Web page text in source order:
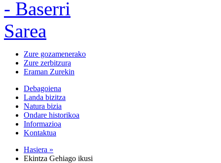
Zure gozamenerako
Zure zerbitzura
Eraman Zurekin
Debagoiena
Landa bizitza
Natura bizia
Ondare historikoa
Informazioa
Kontaktua
Hasiera »
Ekintza Gehiago ikusi